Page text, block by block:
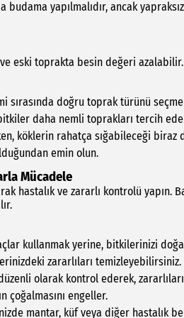
budama yapılmalıdır, ancak
eski toprakta besin değeri azalabilir.
sırasında doğru toprak türünü
daha nemli toprakları tercih
köklerin rahatça sığabileceği biraz
emin olun.
Mücadele
hastalık ve zararlı kontrolü yapın.
kullanmak yerine, bitkilerinizi
zararlıları temizleyebilirsiniz.
olarak kontrol ederek,
çoğalmasını engeller.
mantar, küf veya diğer hastalık